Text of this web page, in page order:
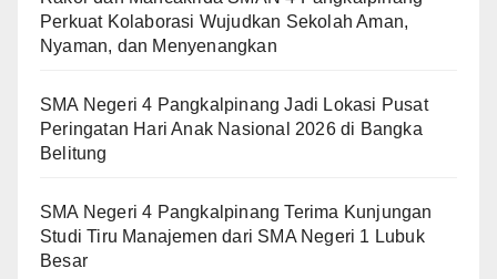
Perkuat Kolaborasi Wujudkan Sekolah Aman,
Nyaman, dan Menyenangkan
SMA Negeri 4 Pangkalpinang Jadi Lokasi Pusat
Peringatan Hari Anak Nasional 2026 di Bangka
Belitung
SMA Negeri 4 Pangkalpinang Terima Kunjungan
Studi Tiru Manajemen dari SMA Negeri 1 Lubuk
Besar